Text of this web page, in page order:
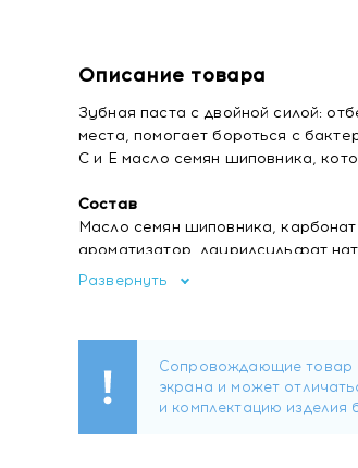
Описание товара
Зубная паста с двойной силой:
места, помогает бороться с
С и Е масло семян шиповника,
Состав
Масло семян шиповника,
ароматизатор, лаурилсульфат
сахарин, монофторфосфат
Развернуть